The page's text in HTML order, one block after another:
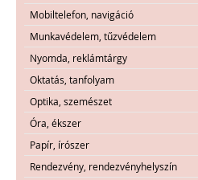
Mobiltelefon, navigáció
Munkavédelem, tűzvédelem
Nyomda, reklámtárgy
Oktatás, tanfolyam
Optika, szemészet
Óra, ékszer
Papír, írószer
Rendezvény, rendezvényhelyszín